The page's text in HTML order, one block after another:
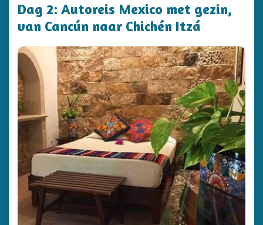
Dag 2: Autoreis Mexico met gezin,
van Cancún naar Chichén Itzá